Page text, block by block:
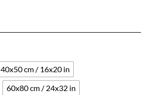
40x50 cm / 16x20 in
60x80 cm / 24x32 in